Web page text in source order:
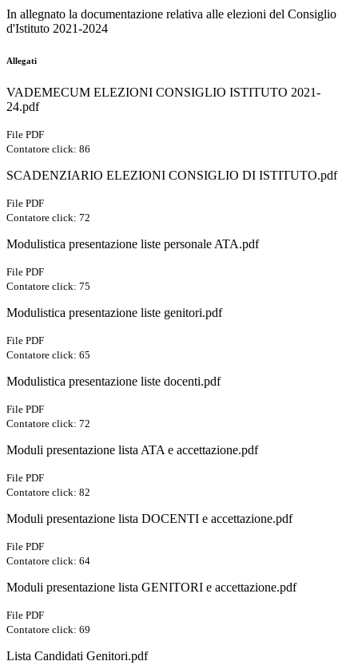
In allegnato la documentazione relativa alle elezioni del Consiglio
d'Istituto 2021-2024
Allegati
VADEMECUM ELEZIONI CONSIGLIO ISTITUTO 2021-
24.pdf
File PDF
Contatore click: 86
SCADENZIARIO ELEZIONI CONSIGLIO DI ISTITUTO.pdf
File PDF
Contatore click: 72
Modulistica presentazione liste personale ATA.pdf
File PDF
Contatore click: 75
Modulistica presentazione liste genitori.pdf
File PDF
Contatore click: 65
Modulistica presentazione liste docenti.pdf
File PDF
Contatore click: 72
Moduli presentazione lista ATA e accettazione.pdf
File PDF
Contatore click: 82
Moduli presentazione lista DOCENTI e accettazione.pdf
File PDF
Contatore click: 64
Moduli presentazione lista GENITORI e accettazione.pdf
File PDF
Contatore click: 69
Lista Candidati Genitori.pdf